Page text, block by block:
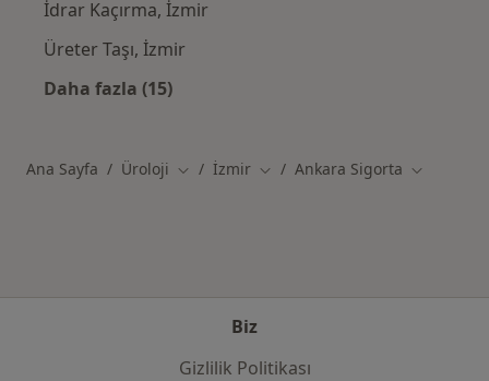
İdrar Kaçırma, İzmir
Üreter Taşı, İzmir
Daha fazla (15)
Ana Sayfa Üroloji Şehir değiştir
İzmir Şehir değiştir
Ankara Sigorta Şehir
Biz
Gizlilik Politikası